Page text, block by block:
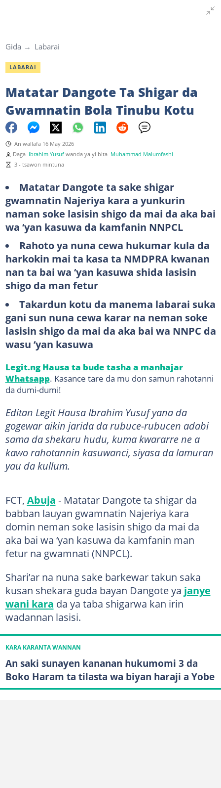
Gida Labarai
LABARAI
Matatar Dangote Ta Shigar da
Gwamnatin Bola Tinubu Kotu
An wallafa 16 May 2026
Daga Ibrahim Yusuf wanda ya yi bita Muhammad Malumfashi
3 - tsawon mintuna
Matatar Dangote ta sake shigar
gwamnatin Najeriya kara a yunkurin
naman soke lasisin shigo da mai da aka bai
wa ‘yan kasuwa da kamfanin NNPCL
Rahoto ya nuna cewa hukumar kula da
harkokin mai ta kasa ta NMDPRA kwanan
nan ta bai wa ‘yan kasuwa shida lasisin
shigo da man fetur
Takardun kotu da manema labarai suka
gani sun nuna cewa karar na neman soke
lasisin shigo da mai da aka bai wa NNPC da
wasu ‘yan kasuwa
Legit.ng Hausa ta bude tasha a manhajar
Whatsapp. Kasance tare da mu don samun rahotanni
da dumi-dumi!
Editan Legit Hausa Ibrahim Yusuf yana da
gogewar aikin jarida da rubuce-rubucen adabi
sama da shekaru hudu, kuma kwararre ne a
kawo rahotannin kasuwanci, siyasa da lamuran
yau da kullum.
FCT, Abuja - Matatar Dangote ta shigar da
babban lauyan gwamnatin Najeriya kara
domin neman soke lasisin shigo da mai da
aka bai wa ‘yan kasuwa da kamfanin man
fetur na gwamnati (NNPCL).
Shari’ar na nuna sake barkewar takun saka
kusan shekara guda bayan Dangote ya janye
wani kara da ya taba shigarwa kan irin
wadannan lasisi.
KARA KARANTA WANNAN
An saki sunayen kananan hukumomi 3 da
Boko Haram ta tilasta wa biyan haraji a Yobe